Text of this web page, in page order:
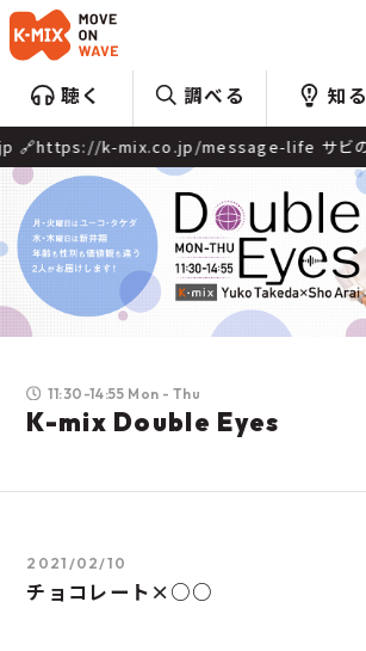
聴く 調べる 知る
message-life サビのきいたメッ...
11:30-14:55 Mon - Thu
K-mix Double Eyes
2021/02/10
チョコレート×○○